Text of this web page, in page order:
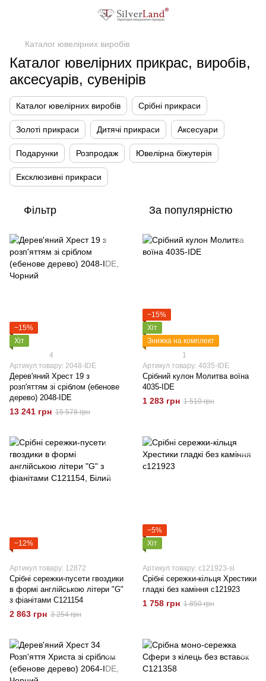
Каталог ювелірних виробів
Каталог ювелірних прикрас, виробів,
аксесуарів, сувенірів
Каталог ювелірних виробів Срібні прикраси
Золоті прикраси Дитячі прикраси Аксесуари
Подарунки Розпродаж Ювелірна біжутерія
Ексклюзивні прикраси
Фільтр За популярністю
−15%
Хіт
4
Артикул товару: 2048-IDE
Дерев'яний Хрест 19 з
розп'яттям зі сріблом (ебенове
дерево) 2048-IDE
13 241 грн 15 578 грн
−15%
Хіт
Знижка на комплект
1
Артикул товару: 4035-IDE
Срібний кулон Молитва воїна
4035-IDE
1 283 грн 1 510 грн
−12%
Артикул товару: 12872
Срібні сережки-пусети гвоздики
в формі англійською літери "G"
з фіанітами C121154
2 863 грн 3 254 грн
−5%
Хіт
Артикул товару: c121923-sl
Срібні сережки-кільця Хрестики
гладкі без каміння c121923
1 758 грн 1 850 грн